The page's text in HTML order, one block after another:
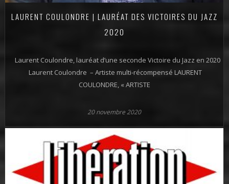
LAURENT COULONDRE | LAURÉAT DES VICTOIRES DU JAZZ
2020
Laurent Coulondre, lauréat d’une seconde Victoire du Jazz en 2020
Laurent Coulondre – Artiste multi-récompensé LAURENT
COULONDRE, « ARTISTE
20 novembre 2020